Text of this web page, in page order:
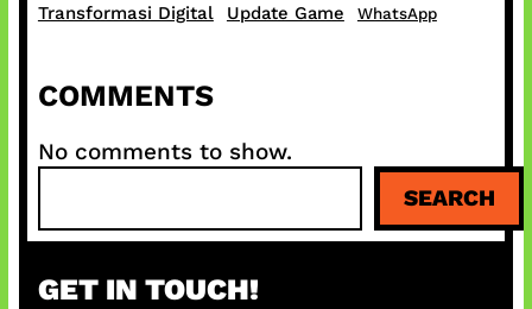
Transformasi Digital Update Game WhatsApp
COMMENTS
No comments to show.
a
c
SEARCH
GET IN TOUCH!